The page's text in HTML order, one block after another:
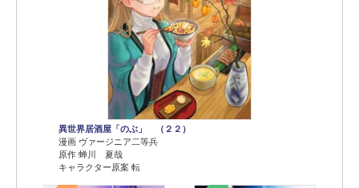
異世界居酒屋「のぶ」 （２２）
漫画 ヴァージニア二等兵
原作 蝉川 夏哉
キャラクター原案 転